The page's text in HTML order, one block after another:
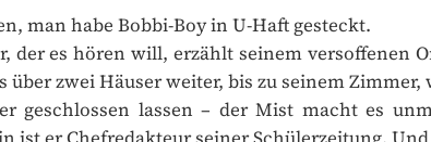
man habe Bobbi-Boy in U-Haft gesteckt.
der es hören will, erzählt seinem versoffenen
über zwei Häuser weiter, bis zu seinem Zimmer,
geschlossen lassen – der Mist macht es
ist er Chefredakteur seiner Schülerzeitung.